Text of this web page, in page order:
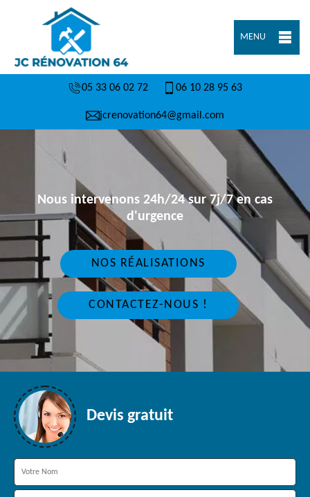
MENU
05 33 06 02 72 06 10 28 95 63
jcrenovation64@gmail.com
Nous intervenons 24h/24 sur 7j/7 en cas
d'urgence
NOS RÉALISATIONS
CONTACTEZ-NOUS !
Devis gratuit